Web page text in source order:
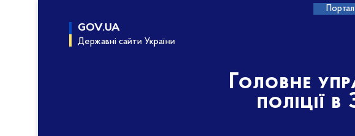
GOV.UA
Державні сайти України
Головне
поліції